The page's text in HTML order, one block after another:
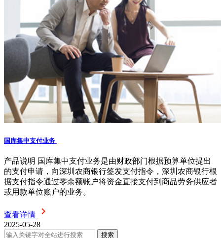
国库集中支付业务
产品说明 国库集中支付业务是由财政部门根据预算单位提出
的支付申请，向深圳农商银行签发支付指令，深圳农商银行根
据支付指令通过零余额账户将资金直接支付到商品劳务供应者
或用款单位账户的业务。
查看详情
2025-05-28